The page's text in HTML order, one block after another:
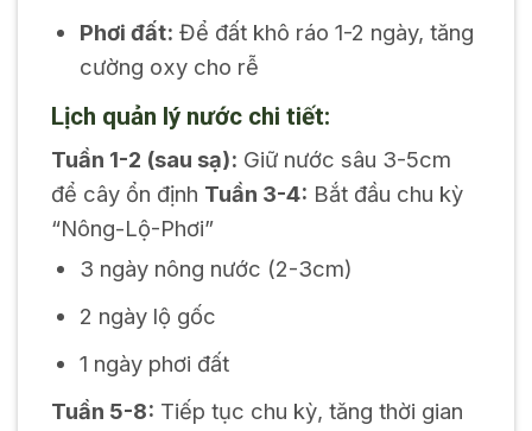
Phơi đất: Để đất khô ráo 1-2 ngày, tăng
cường oxy cho rễ
Lịch quản lý nước chi tiết:
Tuần 1-2 (sau sạ): Giữ nước sâu 3-5cm
để cây ổn định Tuần 3-4: Bắt đầu chu kỳ
“Nông-Lộ-Phơi”
3 ngày nông nước (2-3cm)
2 ngày lộ gốc
1 ngày phơi đất
Tuần 5-8: Tiếp tục chu kỳ, tăng thời gian